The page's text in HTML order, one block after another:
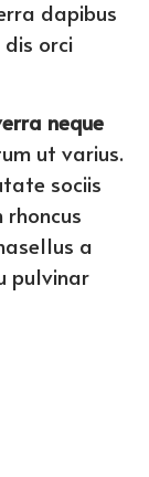
dapibus
orci
neque
ut varius.
sociis
a
pulvinar